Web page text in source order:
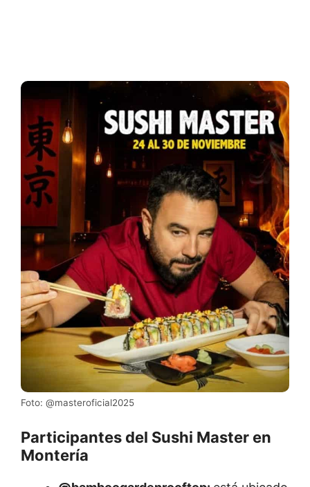
Foto: @masteroficial2025
Participantes del Sushi Master en
Montería